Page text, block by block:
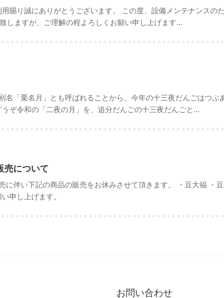
賜り誠にありがとうございます。 この度、設備メンテナンスの
しますが、ご理解の程よろしくお願い申し上げます...
名「栗名月」とも呼ばれることから、今年の十三夜だんごはつ
ぞ令和の「二夜の月」を、追分だんごの十三夜だんごと...
売について
に伴い下記の商品の販売をお休みさせて頂きます。 ・豆大福 ・
申し上げます。
お問い合わせ